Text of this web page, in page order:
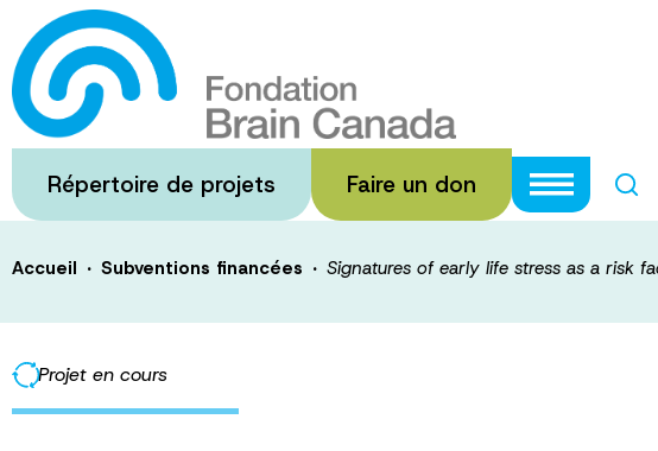
Passer
au
contenu
principal
Répertoire de projets Faire un don
Signatures of early
Alzheimer’s disease
Accueil · Subventions financées · Signatures of early life stress as a risk
Projet en cours